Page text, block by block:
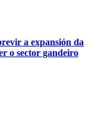
a expansión da
o sector gandeiro